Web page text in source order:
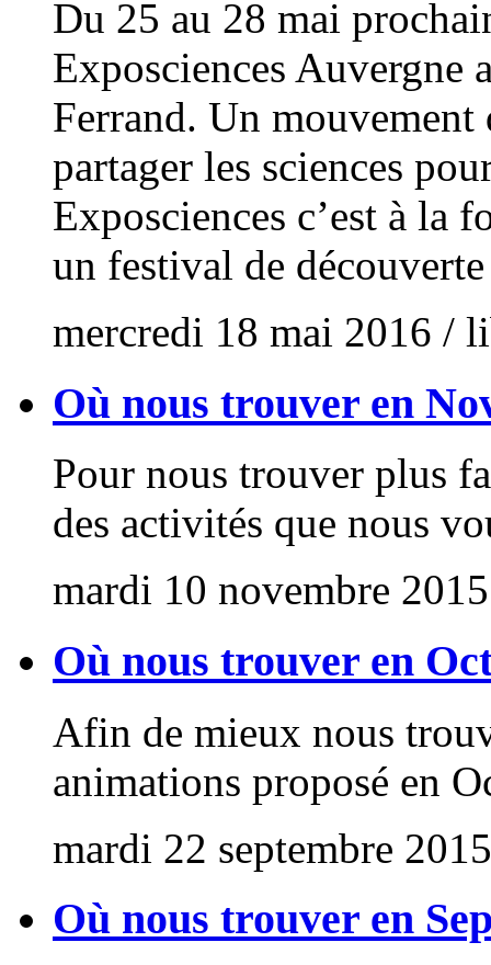
Du 25 au 28 mai
Exposciences Auvergne
Ferrand. Un
partager les sciences
Exposciences c’est à la
un festival de
mercredi 18 mai 2016 /
Où nous trouver en
Pour nous trouver plus
des activités que nous
mardi 10 novembre 2015
Où nous trouver en
Afin de mieux nous
animations proposé en
mardi 22 septembre 2015
Où nous trouver en